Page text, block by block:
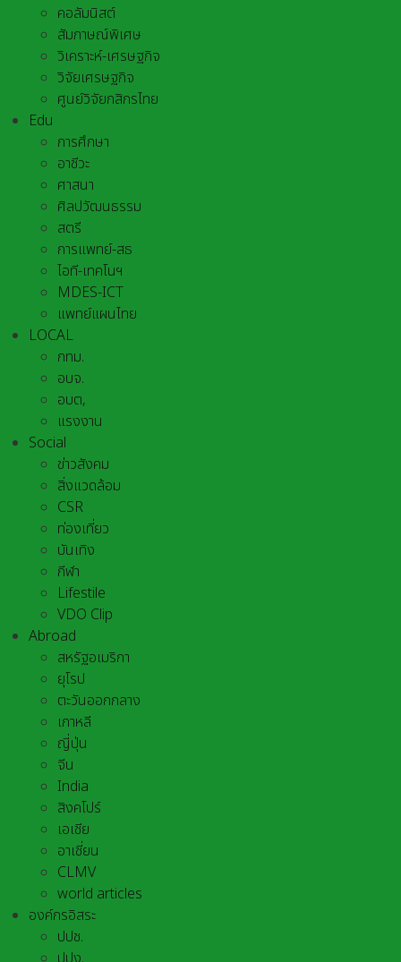
คอลัมนิสต์
สัมภาษณ์พิเศษ
วิเคราะห์-เศรษฐกิจ
วิจัยเศรษฐกิจ
ศูนย์วิจัยกสิกรไทย
Edu
การศึกษา
อาชีวะ
ศาสนา
ศิลปวัฒนธรรม
สตรี
การแพทย์-สธ
ไอที-เทคโนฯ
MDES-ICT
แพทย์แผนไทย
LOCAL
กทม.
อบจ.
อบต,
แรงงาน
Social
ข่าวสังคม
สิ่งแวดล้อม
CSR
ท่องเที่ยว
บันเทิง
กีฬา
Lifestile
VDO Clip
Abroad
สหรัฐอเมริกา
ยุโรป
ตะวันออกกลาง
เกาหลี
ญี่ปุ่น
จีน
India
สิงคโปร์
เอเชีย
อาเชี่ยน
CLMV
world articles
องค์กรอิสระ
ปปช.